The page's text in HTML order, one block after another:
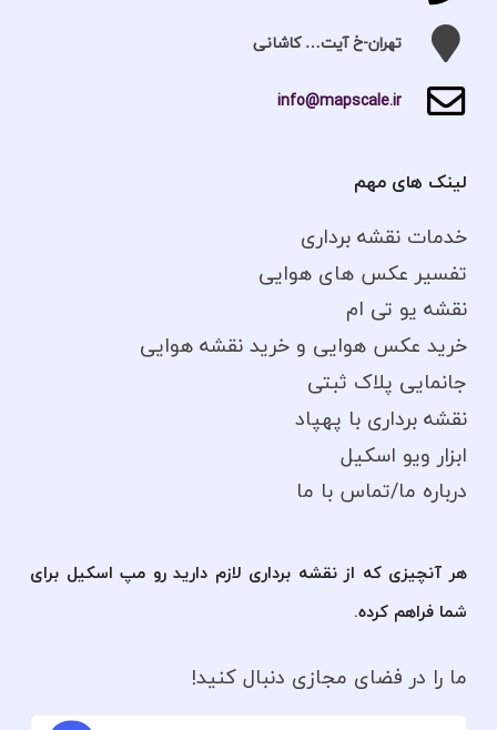
تهران-خ آیت… کاشانی
info@mapscale.ir
لینک های مهم
خدمات نقشه برداری
تفسیر عکس های هوایی
نقشه یو تی ام
خرید عکس هوایی و خرید نقشه هوایی
جانمایی پلاک ثبتی
نقشه برداری با پهپاد
ابزار ویو اسکیل
درباره ما/تماس با ما
هر آنچیزی که از نقشه برداری لازم دارید رو مپ اسکیل برای
شما فراهم کرده.
ما را در فضای مجازی دنبال کنید!